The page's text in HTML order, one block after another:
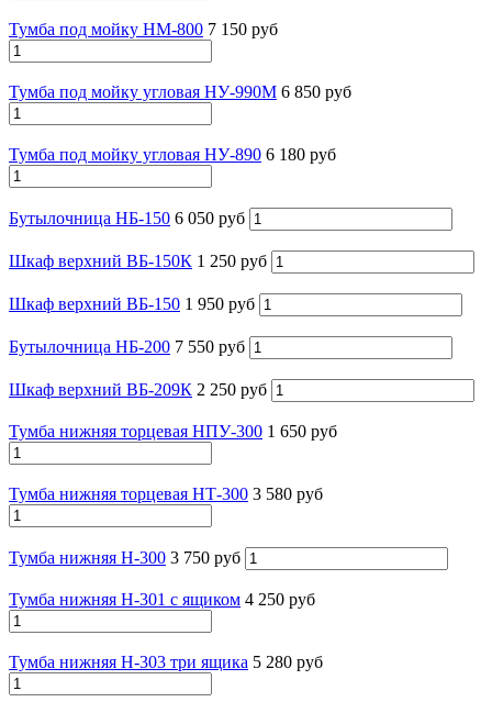
Тумба под мойку НМ-800 7 150 руб
Тумба под мойку угловая НУ-990М 6 850 руб
Тумба под мойку угловая НУ-890 6 180 руб
Бутылочница НБ-150 6 050 руб
Шкаф верхний ВБ-150К 1 250 руб
Шкаф верхний ВБ-150 1 950 руб
Бутылочница НБ-200 7 550 руб
Шкаф верхний ВБ-209К 2 250 руб
Тумба нижняя торцевая НПУ-300 1 650 руб
Тумба нижняя торцевая НТ-300 3 580 руб
Тумба нижняя Н-300 3 750 руб
Тумба нижняя Н-301 с ящиком 4 250 руб
Тумба нижняя Н-303 три ящика 5 280 руб